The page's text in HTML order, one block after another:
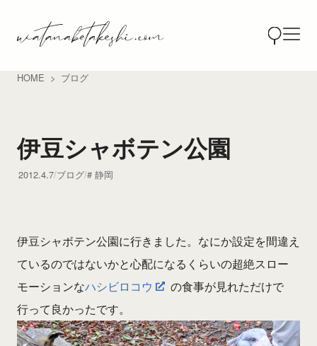
HOME ブログ
伊豆シャボテン公園
2012.4.7 ブログ 静岡
伊豆シャボテン公園に行きました。なにか設定を間違え
ているのではないかと心配になるくらいの超絶スロー
モーションなハシビロコウ
の食事が見れただけで
行って良かったです。